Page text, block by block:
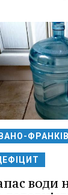
ІВАНО-
води